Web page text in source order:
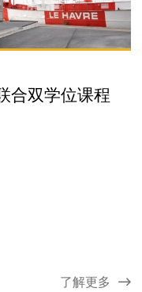
合双学位课程
了解更多